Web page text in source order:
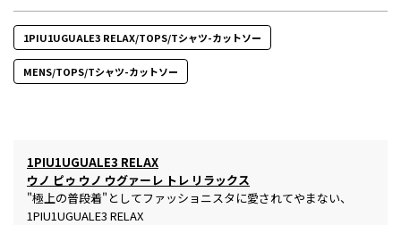
1PIU1UGUALE3 RELAX/TOPS/Tシャツ-カットソー
MENS/TOPS/Tシャツ-カットソー
1PIU1UGUALE3 RELAX
ウノ ピゥ ウノ ウグァーレ トレ リラックス
"極上の普段着"としてファッショニスタに愛されてやまない、
1PIU1UGUALE3 RELAX